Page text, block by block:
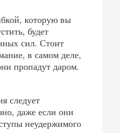
которую вы
будет
сил. Стоит
в самом деле,
пропадут даром.
следует
даже если они
неудержимого